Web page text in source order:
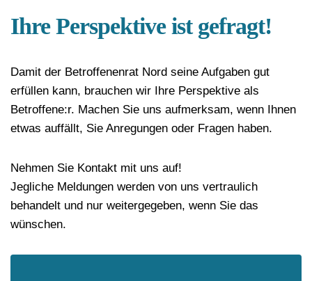
Ihre Perspektive ist gefragt!
Damit der Betroffenenrat Nord seine Aufgaben gut
erfüllen kann, brauchen wir Ihre Perspektive als
Betroffene:r. Machen Sie uns aufmerksam, wenn Ihnen
etwas auffällt, Sie Anregungen oder Fragen haben.
Nehmen Sie Kontakt mit uns auf!
Jegliche Meldungen werden von uns vertraulich
behandelt und nur weitergegeben, wenn Sie das
wünschen.